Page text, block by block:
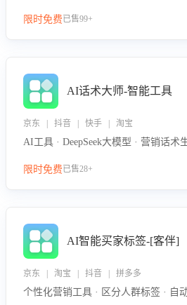
限时免费已售99+
AI话术大师-智能工具
京东 | 抖音 | 快手 | 淘宝
AI工具 · DeepSeek大模型 · 营销话术
限时免费已售28+
AI智能买家标签-[客伴]
京东 | 淘宝 | 抖音 | 拼多多
个性化营销工具 · 区分人群标签 · 自